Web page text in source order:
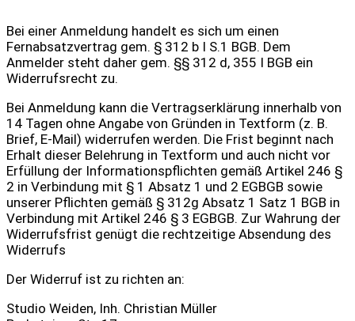
Bei einer Anmeldung handelt es sich um einen
Fernabsatzvertrag gem. § 312 b I S.1 BGB. Dem
Anmelder steht daher gem. §§ 312 d, 355 I BGB ein
Widerrufsrecht zu.
Bei Anmeldung kann die Vertragserklärung innerhalb von
14 Tagen ohne Angabe von Gründen in Textform (z. B.
Brief, E-Mail) widerrufen werden. Die Frist beginnt nach
Erhalt dieser Belehrung in Textform und auch nicht vor
Erfüllung der Informationspflichten gemäß Artikel 246 §
2 in Verbindung mit § 1 Absatz 1 und 2 EGBGB sowie
unserer Pflichten gemäß § 312g Absatz 1 Satz 1 BGB in
Verbindung mit Artikel 246 § 3 EGBGB. Zur Wahrung der
Widerrufsfrist genügt die rechtzeitige Absendung des
Widerrufs
Der Widerruf ist zu richten an:
Studio Weiden, Inh. Christian Müller